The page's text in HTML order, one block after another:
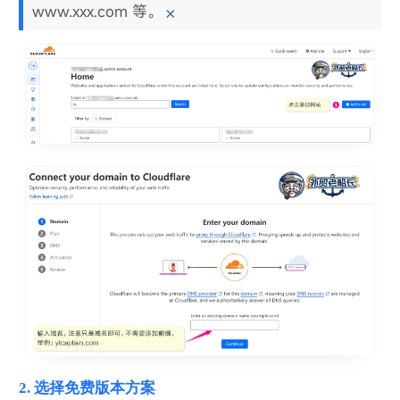
www.xxx.com 等。
×
2. 选择免费版本方案